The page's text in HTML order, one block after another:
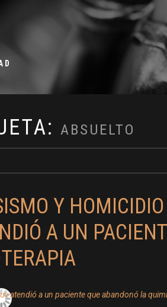
ABSUELTO
Y
A UN